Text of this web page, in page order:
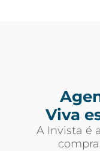
Viva
A Invista é